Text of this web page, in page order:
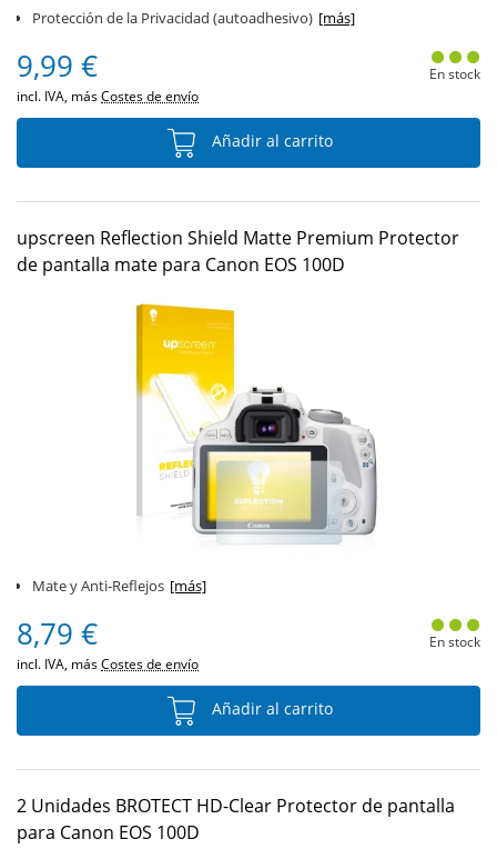
Protección de la Privacidad (autoadhesivo) [más]
9,99 €
incl. IVA, másCostes de envío
En stock
Añadir al carrito
upscreen Reflection Shield Matte Premium Protector
de pantalla mate para Canon EOS 100D
Mate y Anti-Reflejos [más]
8,79 €
incl. IVA, másCostes de envío
En stock
Añadir al carrito
2 Unidades BROTECT HD-Clear Protector de pantalla
para Canon EOS 100D